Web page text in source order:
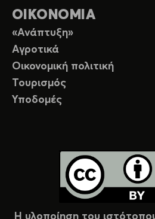
ΟΙΚΟΝΟΜΙΑ
«Ανάπτυξη»
Αγροτικά
Οικονομική πολιτική
Τουρισμός
Υποδομές
Η υλοποίηση του